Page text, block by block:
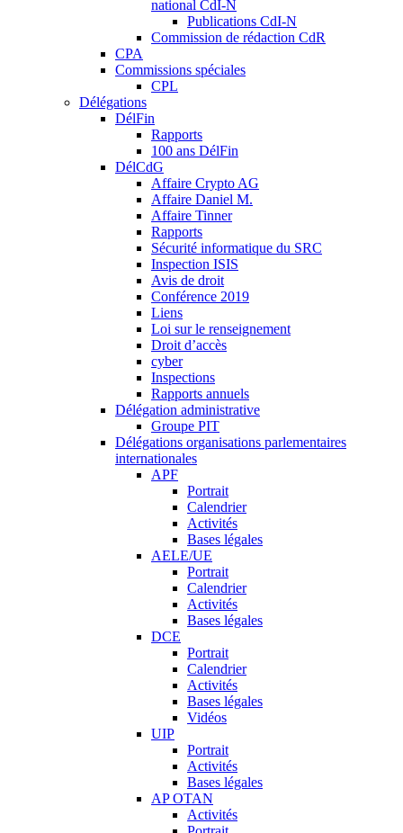
national CdI-N
Publications CdI-N
Commission de rédaction CdR
CPA
Commissions spéciales
CPL
Délégations
DélFin
Rapports
100 ans DélFin
DélCdG
Affaire Crypto AG
Affaire Daniel M.
Affaire Tinner
Rapports
Sécurité informatique du SRC
Inspection ISIS
Avis de droit
Conférence 2019
Liens
Loi sur le renseignement
Droit d’accès
cyber
Inspections
Rapports annuels
Délégation administrative
Groupe PIT
Délégations organisations parlementaires
internationales
APF
Portrait
Calendrier
Activités
Bases légales
AELE/UE
Portrait
Calendrier
Activités
Bases légales
DCE
Portrait
Calendrier
Activités
Bases légales
Vidéos
UIP
Portrait
Activités
Bases légales
AP OTAN
Activités